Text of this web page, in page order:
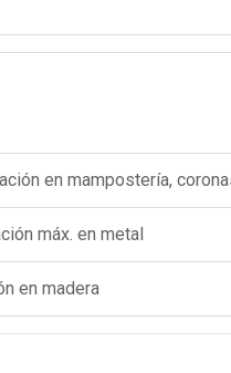
en mampostería,
máx. en metal
en madera